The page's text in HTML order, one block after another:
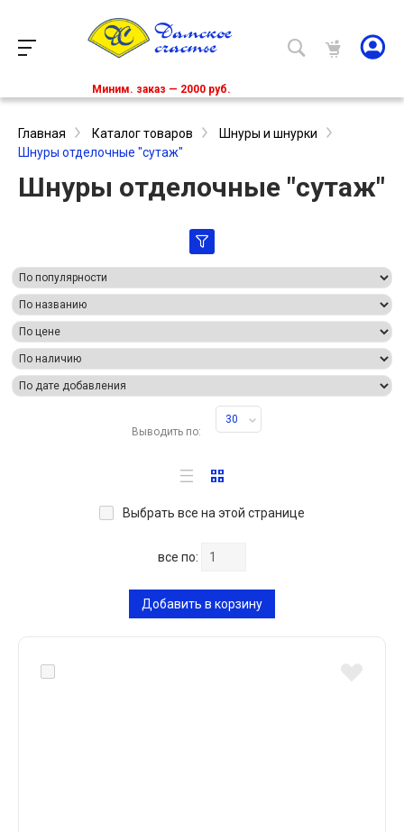
Миним. заказ — 2000 руб.
Главная Каталог товаров
Шнуры и шнурки
Шнуры отделочные "сутаж"
Шнуры отделочные "сутаж"
Выводить по:
30
Выбрать все на этой странице
все по:
Добавить в корзину